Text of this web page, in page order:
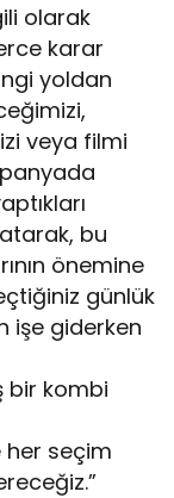
olarak
karar
yoldan
veya filmi
bu
önemine
günlük
işe giderken
bir kombi
her seçim